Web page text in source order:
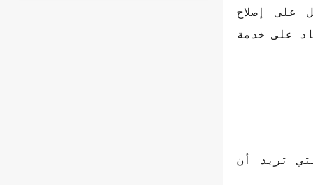
على إصلاح
على خدمة
تريد أن